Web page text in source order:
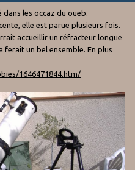
les occaz du oueb.
elle est parue plusieurs fois.
accueillir un réfracteur longue
ferait un bel ensemble. En plus
1646471844.htm/